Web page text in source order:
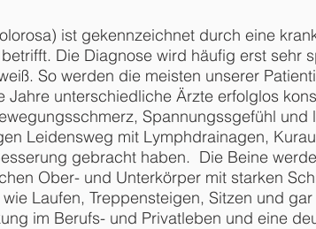
ist gekennzeichnet durch eine
Die Diagnose wird häufig erst sehr
So werden die meisten unserer
unterschiedliche Ärzte erfolglos
Spannungssgefühl
Leidensweg mit Lymphdrainagen,
gebracht haben. Die Beine
Ober- und Unterkörper mit starken
Laufen, Treppensteigen, Sitzen und
im Berufs- und Privatleben und eine